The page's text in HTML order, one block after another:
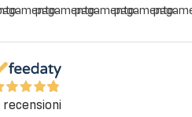
recensioni